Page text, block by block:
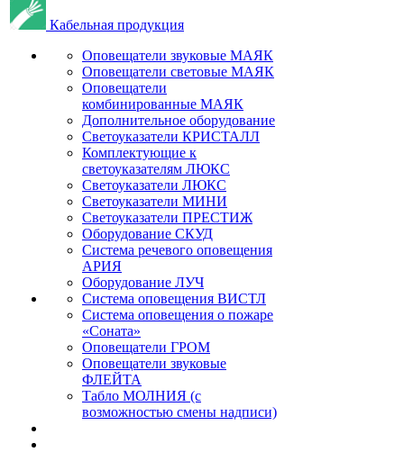
Кабельная продукция
Оповещатели звуковые МАЯК
Оповещатели световые МАЯК
Оповещатели
комбинированные МАЯК
Дополнительное оборудование
Светоуказатели КРИСТАЛЛ
Комплектующие к
светоуказателям ЛЮКС
Светоуказатели ЛЮКС
Светоуказатели МИНИ
Светоуказатели ПРЕСТИЖ
Оборудование СКУД
Система речевого оповещения
АРИЯ
Оборудование ЛУЧ
Система оповещения ВИСТЛ
Система оповещения о пожаре
«Соната»
Оповещатели ГРОМ
Оповещатели звуковые
ФЛЕЙТА
Табло МОЛНИЯ (с
возможностью смены надписи)